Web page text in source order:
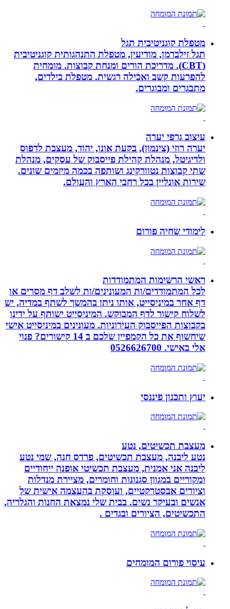
מטפלת קוגניטיבית תגל
תגל זילברמן, מודיעין, מטפלת התנהגותית קוגניטיבית
(CBT). מדריכת הורים ומנחת קבוצות. מומחית
להפרעות קשב ואכילה רגשית. מטפלת בילדים,
מתבגרים ומבוגרים.
עיצוב גרפי יערה
יערה רוזי (צינמון), בקעת אונו, יהוד, מעצבת לדפוס
ולדיגיטל, מנהלת קהילת פייסבוק של עסקים, מנהלת
שתי קבוצות נטוורקינג ושותפה בכמה מיזמים שונים.
שירות אונליין בכל רחבי הארץ והעולם.
לימודי שחיה פורום
ראשי הרשימות המתמודדות
לכל המתמודדים/ות המעונינים/ות לשלב דף מסרים או
דף אחר במיניסייט, אותו ניתן בהמשך לשתף במדיה, יש
לשלוח קישור לדף המבוקש. המיניסייט ישותף על ידינו
בקבוצות הפייסבוק העירוניות. מעונינים במיניסייט אישי
שיחשוף את כל הקמפיין שלכם ב 14 קישורים? פנוי
אלי באישי. 0526626700
יעוץ ותכנון פיננסי
מעצבת תכשיטים, נטע
נטע ליבנה, מעצבת תכשיטים, פרדס חנה, שמי נטע
ליבנה אני אמנית, מעצבת תכשיטי אופנה ייחודיים
ומקוריים במגוון סגנונות וחומרים, מציירת מנדלות
וציורים אבסטרקטיים, ועוסקת בהעצמה אישית של
אנשים ובעיקר נשים. בבית שלי נמצאת החנות והגלריה,
התכשיטים, הציורים ובגדים .
עיסוי פורום המומחים